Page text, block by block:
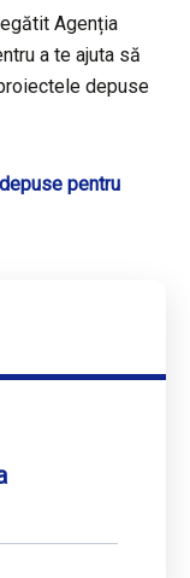
Agenția
a te ajuta să
depuse
pentru